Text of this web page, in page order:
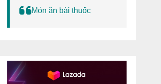
Món ăn bài thuốc